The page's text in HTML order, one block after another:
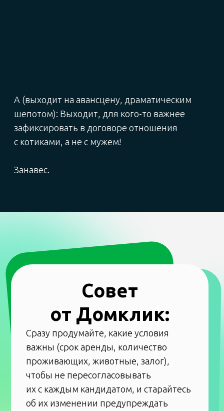
ИСТОРИЯ КЛАРЫ:
«На кухне варят
суп — и тут же ты за
по знакомым. И так получилось, что толком
не оценили ничего, кроме транспортной
доступности.